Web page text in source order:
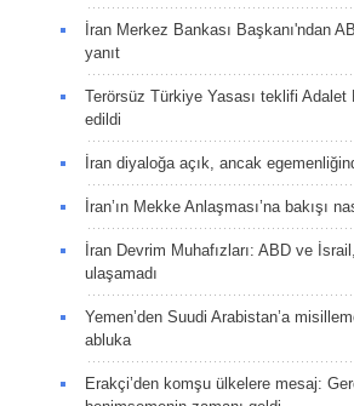
İran Merkez Bankası Başkanı'ndan
yanıt
Terörsüz Türkiye Yasası teklifi Adalet
edildi
İran diyaloğa açık, ancak
İran’ın Mekke Anlaşması’na bakışı
İran Devrim Muhafızları: ABD ve
ulaşamadı
Yemen’den Suudi Arabistan’a
abluka
Erakçi’den komşu ülkelere mesaj: